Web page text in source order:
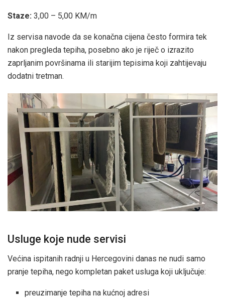
Staze: 3,00 – 5,00 KM/m
Iz servisa navode da se konačna cijena često formira tek
nakon pregleda tepiha, posebno ako je riječ o izrazito
zaprljanim površinama ili starijim tepisima koji zahtijevaju
dodatni tretman.
Usluge koje nude servisi
Većina ispitanih radnji u Hercegovini danas ne nudi samo
pranje tepiha, nego kompletan paket usluga koji uključuje:
preuzimanje tepiha na kućnoj adresi